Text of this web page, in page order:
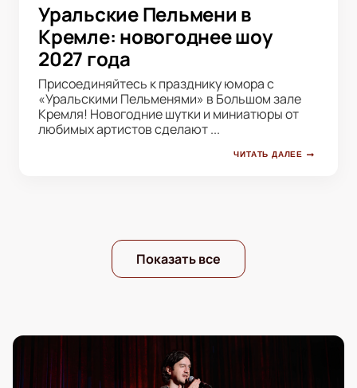
Уральские Пельмени в
Кремле: новогоднее шоу
2027 года
Присоединяйтесь к празднику юмора с
«Уральскими Пельменями» в Большом зале
Кремля! Новогодние шутки и миниатюры от
любимых артистов сделают ...
ЧИТАТЬ ДАЛЕЕ
Показать все